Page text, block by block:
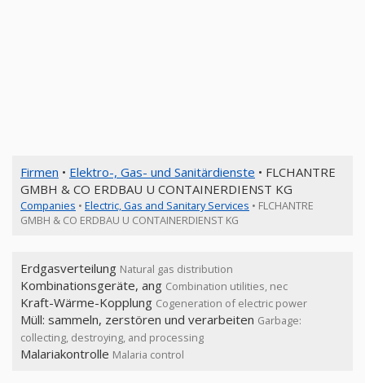
Firmen • Elektro-, Gas- und Sanitärdienste • FLCHANTRE
GMBH & CO ERDBAU U CONTAINERDIENST KG
Companies • Electric, Gas and Sanitary Services • FLCHANTRE
GMBH & CO ERDBAU U CONTAINERDIENST KG
Erdgasverteilung Natural gas distribution
Kombinationsgeräte, ang Combination utilities, nec
Kraft-Wärme-Kopplung Cogeneration of electric power
Müll: sammeln, zerstören und verarbeiten Garbage:
collecting, destroying, and processing
Malariakontrolle Malaria control